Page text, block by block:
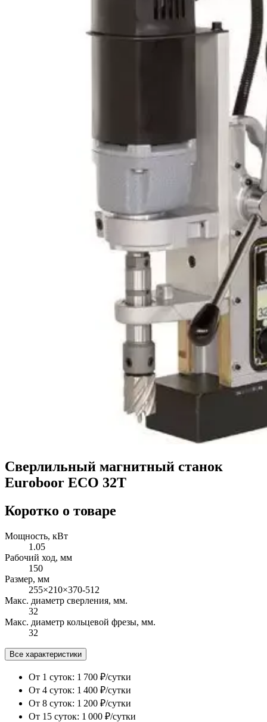
Сверлильный магнитный станок
Euroboor ECO 32T
Коротко о товаре
Мощность, кВт
1.05
Рабочий ход, мм
150
Размер, мм
255×210×370-512
Макс. диаметр сверления, мм.
32
Макс. диаметр кольцевой фрезы, мм.
32
Все характеристики
От 1 суток: 1 700 ₽/сутки
От 4 суток: 1 400 ₽/сутки
От 8 суток: 1 200 ₽/сутки
От 15 суток: 1 000 ₽/сутки